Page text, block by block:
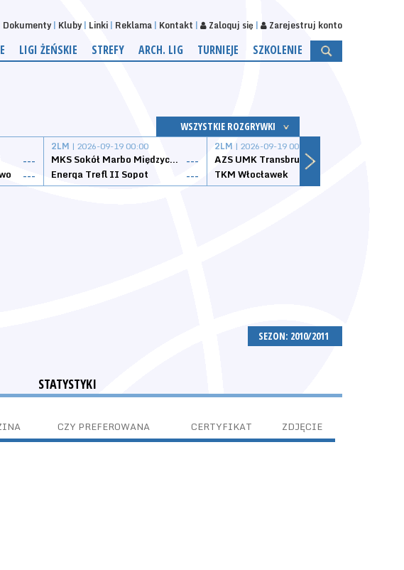
Dokumenty Kluby Linki Reklama Kontakt Zaloguj się Zarejestruj konto
LIGI ŻEŃSKIE STREFY ARCH. LIG TURNIEJE SZKOLENIE
WSZYSTKIE ROZGRYWKI
---
---
2LM | 2026-09-19 00:00
MKS Sokół Marbo Międzychód ---
Energa Trefl II Sopot
---
2LM | 2026-09-19 00:00
AZS UMK Transbruk Toruń
TKM Włocławek
SEZON: 2010/2011
STATYSTYKI
CZY PREFEROWANA CERTYFIKAT ZDJĘCIE